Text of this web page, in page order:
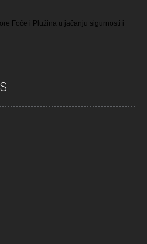
Foče i Plužina u jačanju sigurnosti i